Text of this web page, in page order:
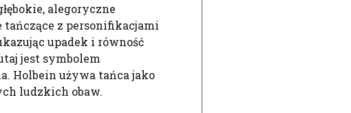
alegoryczne
tańczące z personifikacjami
upadek i równość
jest symbolem
Holbein używa tańca jako
ludzkich obaw.